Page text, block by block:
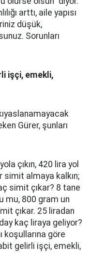
arttı, aile yapısı
düşük,
Sorunları
işçi, emekli,
Gürer, şunları
çıkın, 420 lira yol
simit almaya kalkın;
simit çıkar? 8 tane
mu, 800 gram un
çıkar. 25 liradan
kaç liraya geliyor?
koşullarına göre
gelirli işçi, emekli,